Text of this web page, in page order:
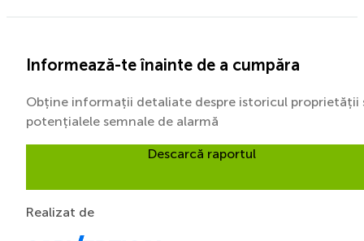
Informează-te înainte de a cumpăra
Obține informații detaliate despre istoricul proprietății
potențialele semnale de alarmă
Descarcă raportul
Realizat de